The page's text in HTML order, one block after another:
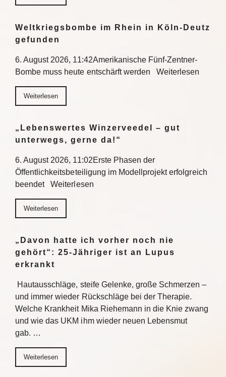
Weltkriegsbombe im Rhein in Köln-Deutz
gefunden
6. August 2026, 11:42Amerikanische Fünf-Zentner-
Bombe muss heute entschärft werden Weiterlesen
Weiterlesen
„Lebenswertes Winzerveedel – gut
unterwegs, gerne da!“
6. August 2026, 11:02Erste Phasen der
Öffentlichkeitsbeteiligung im Modellprojekt erfolgreich
beendet Weiterlesen
Weiterlesen
„Davon hatte ich vorher noch nie
gehört“: 25-Jähriger ist an Lupus
erkrankt
Hautausschläge, steife Gelenke, große Schmerzen –
und immer wieder Rückschläge bei der Therapie.
Welche Krankheit Mika Riehemann in die Knie zwang
und wie das UKM ihm wieder neuen Lebensmut
gab. …
Weiterlesen